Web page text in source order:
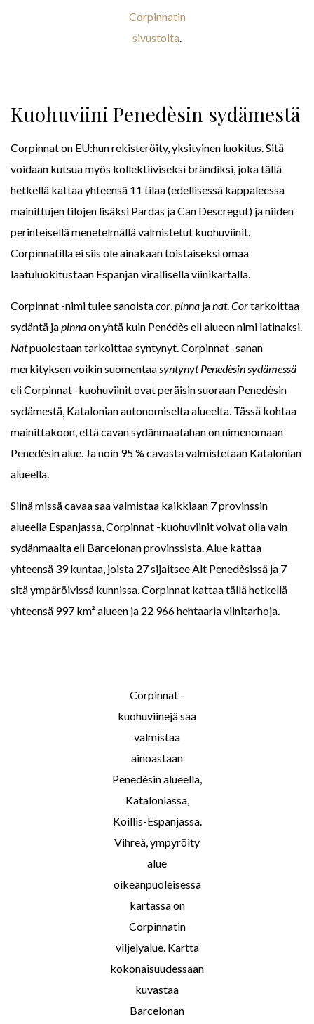
Corpinnatin
sivustolta.
Kuohuviini Penedèsin sydämestä
Corpinnat on EU:hun rekisteröity, yksityinen luokitus. Sitä
voidaan kutsua myös kollektiiviseksi brändiksi, joka tällä
hetkellä kattaa yhteensä 11 tilaa (edellisessä kappaleessa
mainittujen tilojen lisäksi Pardas ja Can Descregut) ja niiden
perinteisellä menetelmällä valmistetut kuohuviinit.
Corpinnatilla ei siis ole ainakaan toistaiseksi omaa
laatuluokitustaan Espanjan virallisella viinikartalla.
Corpinnat -nimi tulee sanoistacor,pinna janat.Cortarkoittaa
sydäntä japinnaon yhtä kuin Penédès eli alueen nimi latinaksi.
Natpuolestaan tarkoittaa syntynyt. Corpinnat -sanan
merkityksen voikin suomentaasyntynyt Penedèsin sydämessä
eli Corpinnat -kuohuviinit ovat peräisin suoraan Penedèsin
sydämestä, Katalonian autonomiselta alueelta. Tässä kohtaa
mainittakoon, että cavan sydänmaatahan on nimenomaan
Penedèsin alue. Ja noin 95 % cavasta valmistetaan Katalonian
alueella.
Siinä missä cavaa saa valmistaa kaikkiaan 7 provinssin
alueella Espanjassa, Corpinnat -kuohuviinit voivat olla vain
sydänmaalta eli Barcelonan provinssista. Alue kattaa
yhteensä 39 kuntaa, joista 27 sijaitsee Alt Penedèsissä ja 7
sitä ympäröivissä kunnissa. Corpinnat kattaa tällä hetkellä
yhteensä 997 km² alueen ja 22 966 hehtaaria viinitarhoja.
Corpinnat -
kuohuviinejä saa
valmistaa
ainoastaan
Penedèsin alueella,
Kataloniassa,
Koillis-Espanjassa.
Vihreä, ympyröity
alue
oikeanpuoleisessa
kartassa on
Corpinnatin
viljelyalue. Kartta
kokonaisuudessaan
kuvastaa
Barcelonan